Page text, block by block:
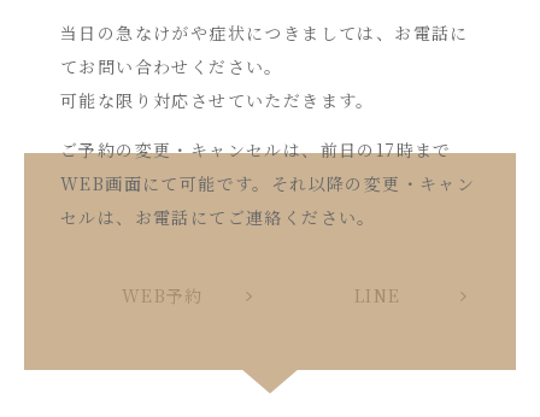
当日の急なけがや症状につきましては、お電話に
てお問い合わせください。
可能な限り対応させていただきます。
ご予約の変更・キャンセルは、前日の17時まで
WEB画面にて可能です。それ以降の変更・キャン
セルは、お電話にてご連絡ください。
WEB予約 LINE